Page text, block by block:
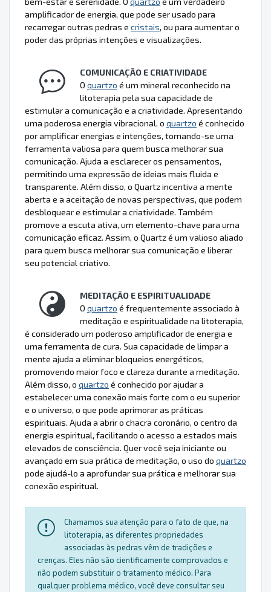
amplificador de energia, que pode ser usado para
recarregar outras pedras e cristais, ou para aumentar o
poder das próprias intenções e visualizações.
COMUNICAÇÃO E CRIATIVIDADE
O quartzo é um mineral reconhecido na
litoterapia pela sua capacidade de
estimular a comunicação e a criatividade. Apresentando
uma poderosa energia vibracional, o quartzo é conhecido
por amplificar energias e intenções, tornando-se uma
ferramenta valiosa para quem busca melhorar sua
comunicação. Ajuda a esclarecer os pensamentos,
permitindo uma expressão de ideias mais fluida e
transparente. Além disso, o Quartz incentiva a mente
aberta e a aceitação de novas perspectivas, que podem
desbloquear e estimular a criatividade. Também
promove a escuta ativa, um elemento-chave para uma
comunicação eficaz. Assim, o Quartz é um valioso aliado
para quem busca melhorar sua comunicação e liberar
seu potencial criativo.
MEDITAÇÃO E ESPIRITUALIDADE
O quartzo é frequentemente associado à
meditação e espiritualidade na litoterapia,
é considerado um poderoso amplificador de energia e
uma ferramenta de cura. Sua capacidade de limpar a
mente ajuda a eliminar bloqueios energéticos,
promovendo maior foco e clareza durante a meditação.
Além disso, o quartzo é conhecido por ajudar a
estabelecer uma conexão mais forte com o eu superior
e o universo, o que pode aprimorar as práticas
espirituais. Ajuda a abrir o chacra coronário, o centro da
energia espiritual, facilitando o acesso a estados mais
elevados de consciência. Quer você seja iniciante ou
avançado em sua prática de meditação, o uso do quartzo
pode ajudá-lo a aprofundar sua prática e melhorar sua
conexão espiritual.
Chamamos sua atenção para o fato de que, na
litoterapia, as diferentes propriedades
associadas às pedras vêm de tradições e
crenças. Eles não são cientificamente comprovados e
não podem substituir o tratamento médico. Para
qualquer problema médico, você deve consultar seu